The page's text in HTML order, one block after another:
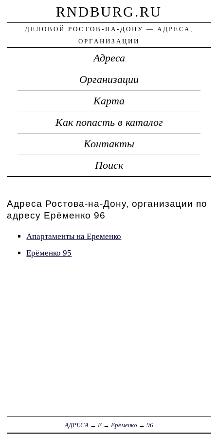
RNDBURG.RU
ДЕЛОВОЙ РОСТОВ-НА-ДОНУ — АДРЕСА,
ОРГАНИЗАЦИИ
Адреса
Организации
Карта
Как попасть в каталог
Контакты
Поиск
Адреса Ростова-на-Дону, организации по
адресу Ерёменко 96
Апартаменты на Еременко
Ерёменко 95
АДРЕСА → Е → Ерёменко → 96